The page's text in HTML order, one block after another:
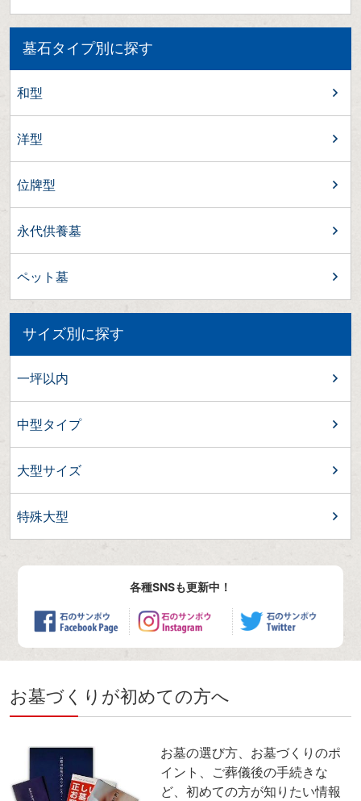
墓石タイプ別に探す
和型
洋型
位牌型
永代供養墓
ペット墓
サイズ別に探す
一坪以内
中型タイプ
大型サイズ
特殊大型
各種SNSも更新中！
お墓づくりが初めての方へ
お墓の選び方、お墓づくりのポ
イント、ご葬儀後の手続きな
ど、初めての方が知りたい情報